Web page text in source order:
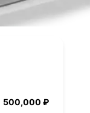
500,000 ₽